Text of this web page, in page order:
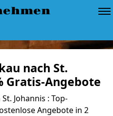
nach St.
Gratis-Angebote
Johannis : Top-
Angebote in 2